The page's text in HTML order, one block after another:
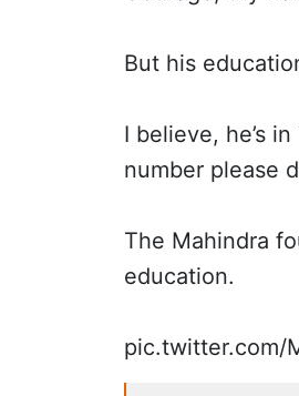
But his
I believe, he’s
number please
The Mahindra
education.
pic.twitter.com/